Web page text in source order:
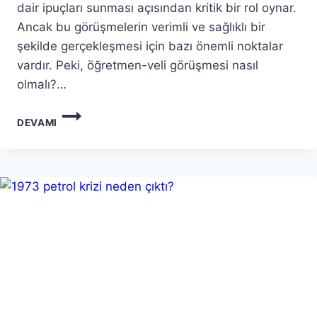
dair ipuçları sunması açısından kritik bir rol oynar.
Ancak bu görüşmelerin verimli ve sağlıklı bir
şekilde gerçekleşmesi için bazı önemli noktalar
vardır. Peki, öğretmen-veli görüşmesi nasıl
olmalı?…
DEVAMI
ÖĞRETMEN
?